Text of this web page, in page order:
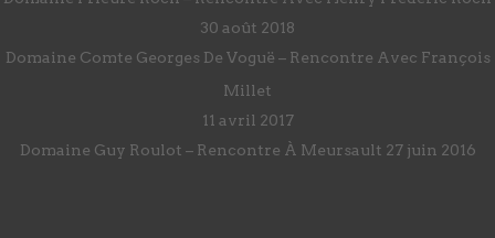
30 août 2018
Domaine Comte Georges De Voguë – Rencontre Avec François
Millet
11 avril 2017
Domaine Guy Roulot – Rencontre À Meursault 27 juin 2016